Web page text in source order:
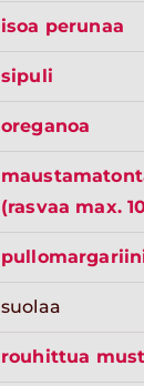
isoa perunaa
sipuli
oreganoa
(rasvaa max.
suolaa
rouhittua